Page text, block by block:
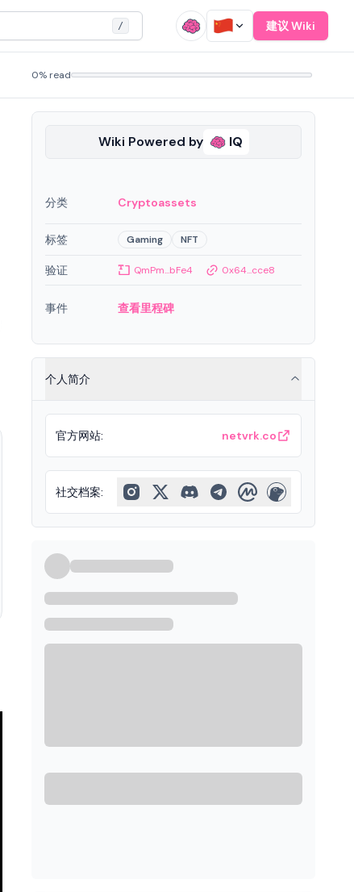
/ 建议 Wiki
0% read
Wiki Powered by IQ
分类 Cryptoassets
标签 Gaming NFT
验证 QmPm...bFe4 0x64...cce8
事件 查看里程碑
个人简介
官方网站: netvrk.co
社交档案: